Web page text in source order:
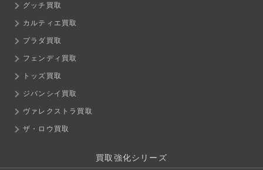
グッチ買取
カルティエ買取
プラダ買取
フェンディ買取
トッズ買取
ジバンシイ買取
ヴァレクストラ買取
ザ・ロウ買取
買取強化シリーズ